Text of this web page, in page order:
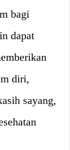
bagi
dapat
diri,
sayang,